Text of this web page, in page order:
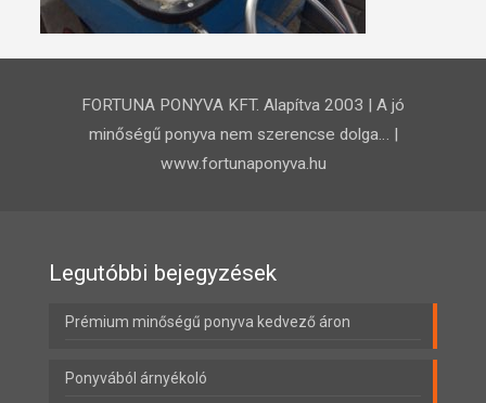
FORTUNA PONYVA KFT. Alapítva 2003 | A jó
minőségű ponyva nem szerencse dolga… |
www.fortunaponyva.hu
Legutóbbi bejegyzések
Prémium minőségű ponyva kedvező áron
Ponyvából árnyékoló